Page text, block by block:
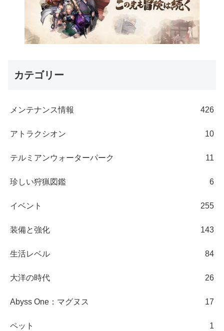
カテゴリー
メンテナンス情報 426
アトラクシオン 10
テルミアンウォーターパーク 11
珍しい狩猟図鑑 6
イベント 255
装備と強化 143
生活レベル 84
大洋の時代 26
Abyss One：マグヌス 17
ペット 1